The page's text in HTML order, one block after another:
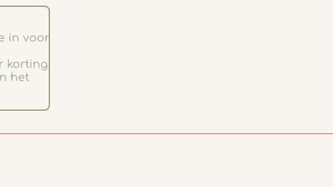
in voor
korting.
het